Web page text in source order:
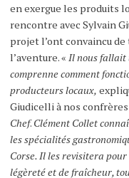
en exergue les produits
rencontre avec Sylvain
projet l’ont convaincu
l’aventure. « Il nous fallait
comprenne comment
producteurs locaux,
Giudicelli à nos confrères
Chef.Clément Collet
les spécialités
Corse. Il les revisitera
légèreté et de fraîcheur,